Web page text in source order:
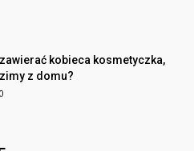
kobieca kosmetyczka,
z domu?